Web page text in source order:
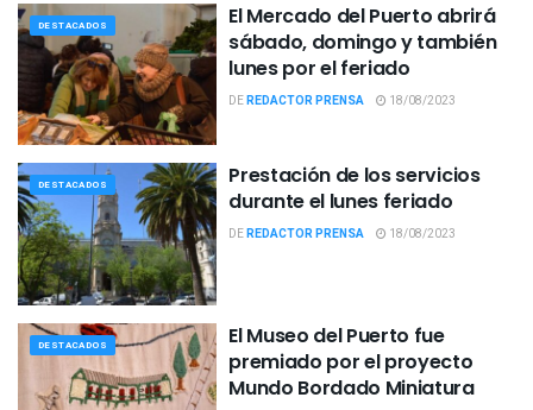
DESTACADOS
El Mercado del Puerto abrirá
sábado, domingo y también
lunes por el feriado
DEREDACTOR PRENSA 18/08/2023
DESTACADOS
Prestación de los servicios
durante el lunes feriado
DEREDACTOR PRENSA 18/08/2023
DESTACADOS
El Museo del Puerto fue
premiado por el proyecto
Mundo Bordado Miniatura